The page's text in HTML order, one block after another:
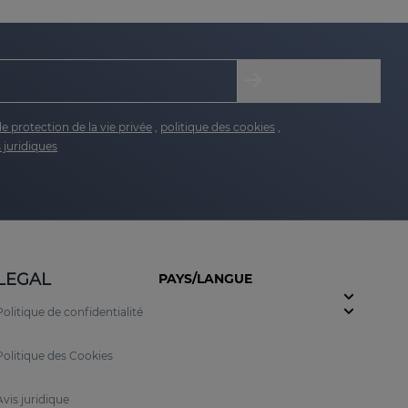
protection de la vie privée politique des cookies
juridiques
de confidentialité
des Cookies
juridique
PAYS/LANGUE